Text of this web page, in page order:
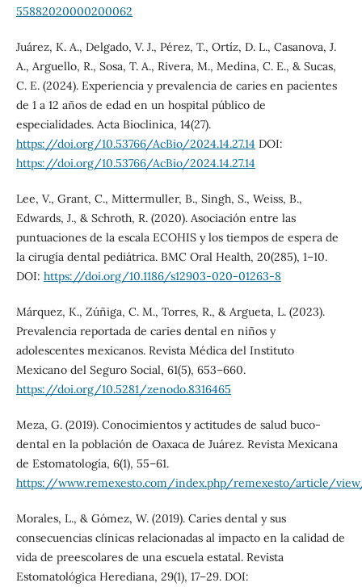
55882020000200062
Juárez, K. A., Delgado, V. J., Pérez, T., Ortíz, D. L., Casanova, J.
A., Arguello, R., Sosa, T. A., Rivera, M., Medina, C. E., & Sucas,
C. E. (2024). Experiencia y prevalencia de caries en pacientes
de 1 a 12 años de edad en un hospital público de
especialidades. Acta Bioclinica, 14(27).
https://doi.org/10.53766/AcBio/2024.14.27.14 DOI:
https://doi.org/10.53766/AcBio/2024.14.27.14
Lee, V., Grant, C., Mittermuller, B., Singh, S., Weiss, B.,
Edwards, J., & Schroth, R. (2020). Asociación entre las
puntuaciones de la escala ECOHIS y los tiempos de espera de
la cirugía dental pediátrica. BMC Oral Health, 20(285), 1–10.
DOI: https://doi.org/10.1186/s12903-020-01263-8
Márquez, K., Zúñiga, C. M., Torres, R., & Argueta, L. (2023).
Prevalencia reportada de caries dental en niños y
adolescentes mexicanos. Revista Médica del Instituto
Mexicano del Seguro Social, 61(5), 653–660.
https://doi.org/10.5281/zenodo.8316465
Meza, G. (2019). Conocimientos y actitudes de salud buco-
dental en la población de Oaxaca de Juárez. Revista Mexicana
de Estomatología, 6(1), 55–61.
https://www.remexesto.com/index.php/remexesto/article/
Morales, L., & Gómez, W. (2019). Caries dental y sus
consecuencias clínicas relacionadas al impacto en la calidad de
vida de preescolares de una escuela estatal. Revista
Estomatológica Herediana, 29(1), 17–29. DOI: